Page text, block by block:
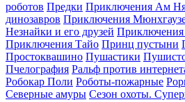
роботов Предки Приключения Ам
динозавров Приключения
Незнайки и его друзей
Приключения Тайо Принц пустыни
Простоквашино Пушастики
Пчелография Ральф против
Робокар Поли Роботы-пожарные
Северные амуры Сезон охоты.